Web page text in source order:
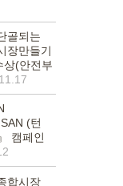
골되는
장만들기
상(안전부
(턴
캠페인
합시장